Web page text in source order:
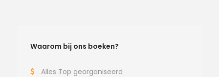
Waarom bij ons boeken?
Alles Top georganiseerd